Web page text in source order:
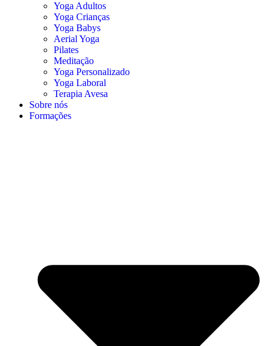
Yoga Adultos
Yoga Crianças
Yoga Babys
Aerial Yoga
Pilates
Meditação
Yoga Personalizado
Yoga Laboral
Terapia Avesa
Sobre nós
Formações